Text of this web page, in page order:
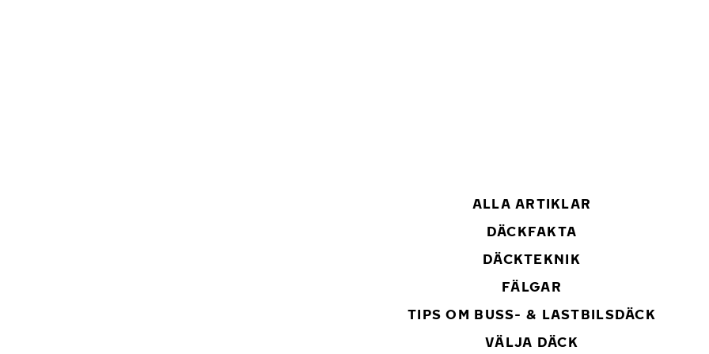
ALLA ARTIKLAR
DÄCKFAKTA
DÄCKTEKNIK
FÄLGAR
TIPS OM BUSS- & LASTBILSDÄCK
VÄLJA DÄCK